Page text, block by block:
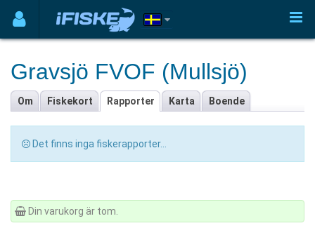
Gravsjö FVOF (Mullsjö)
Om Fiskekort Rapporter Karta Boende
Det finns inga fiskerapporter...
Din varukorg är tom.